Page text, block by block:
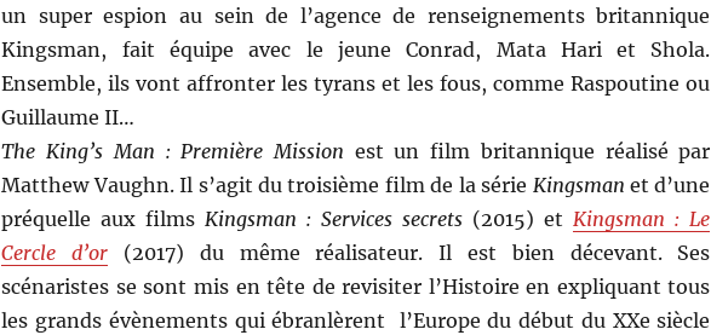
un super espion au sein de l’agence de renseignements britannique
Kingsman, fait équipe avec le jeune Conrad, Mata Hari et Shola.
Ensemble, ils vont affronter les tyrans et les fous, comme Raspoutine ou
Guillaume II…
The King’s Man : Première Mission est un film britannique réalisé par
Matthew Vaughn. Il s’agit du troisième film de la série Kingsman et d’une
préquelle aux filmsKingsman : Services secrets (2015) etKingsman : Le
Cercle d’or (2017) du même réalisateur. Il est bien décevant. Ses
scénaristes se sont mis en tête de revisiter l’Histoire en expliquant tous
les grands évènements qui ébranlèrent l’Europe du début du XXe siècle